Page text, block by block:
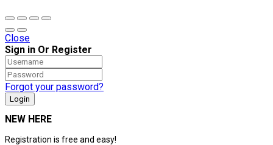
Close
Sign in Or Register
Forgot your password?
NEW HERE
Registration is free and easy!